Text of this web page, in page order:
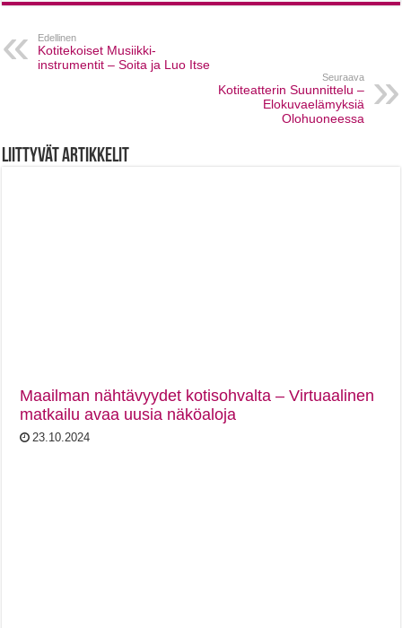
Edellinen
Kotitekoiset Musiikki-
instrumentit – Soita ja Luo Itse
Seuraava
Kotiteatterin Suunnittelu –
Elokuvaelämyksiä
Olohuoneessa
Liittyvät artikkelit
Maailman nähtävyydet kotisohvalta – Virtuaalinen
matkailu avaa uusia näköaloja
23.10.2024